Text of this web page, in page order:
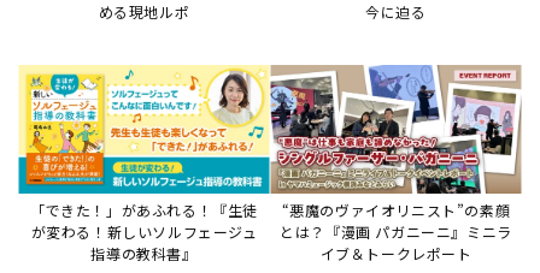
ード活用術
サイトからのお知らせ